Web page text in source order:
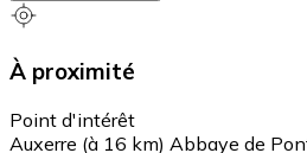
À proximité
Point d'intérêt
Auxerre (à 16 km) Abbaye de